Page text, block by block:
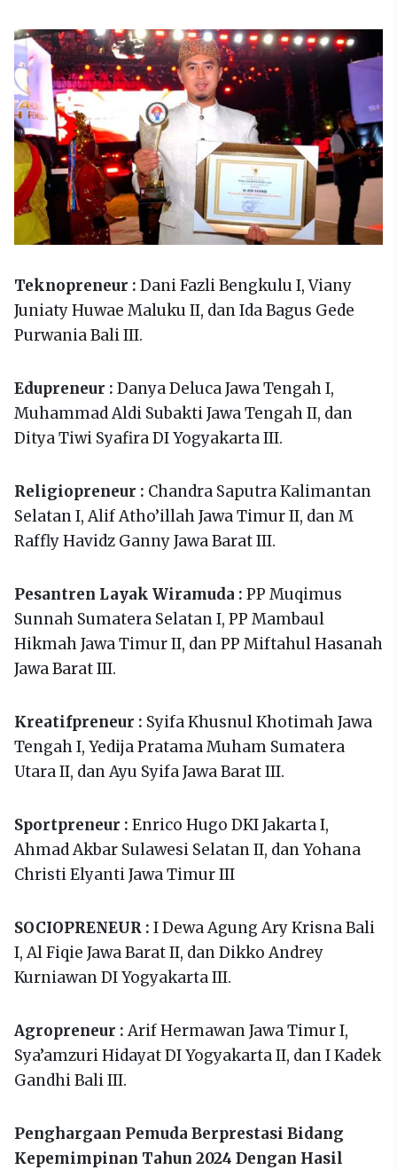
Teknopreneur : Dani Fazli Bengkulu I, Viany
Juniaty Huwae Maluku II, dan Ida Bagus Gede
Purwania Bali III.
Edupreneur : Danya Deluca Jawa Tengah I,
Muhammad Aldi Subakti Jawa Tengah II, dan
Ditya Tiwi Syafira DI Yogyakarta III.
Religiopreneur : Chandra Saputra Kalimantan
Selatan I, Alif Atho’illah Jawa Timur II, dan M
Raffly Havidz Ganny Jawa Barat III.
Pesantren Layak Wiramuda : PP Muqimus
Sunnah Sumatera Selatan I, PP Mambaul
Hikmah Jawa Timur II, dan PP Miftahul Hasanah
Jawa Barat III.
Kreatifpreneur : Syifa Khusnul Khotimah Jawa
Tengah I, Yedija Pratama Muham Sumatera
Utara II, dan Ayu Syifa Jawa Barat III.
Sportpreneur : Enrico Hugo DKI Jakarta I,
Ahmad Akbar Sulawesi Selatan II, dan Yohana
Christi Elyanti Jawa Timur III
SOCIOPRENEUR : I Dewa Agung Ary Krisna Bali
I, Al Fiqie Jawa Barat II, dan Dikko Andrey
Kurniawan DI Yogyakarta III.
Agropreneur :Arif Hermawan Jawa Timur I,
Sya’amzuri Hidayat DI Yogyakarta II, dan I Kadek
Gandhi Bali III.
Penghargaan Pemuda Berprestasi Bidang
Kepemimpinan Tahun 2024 Dengan Hasil